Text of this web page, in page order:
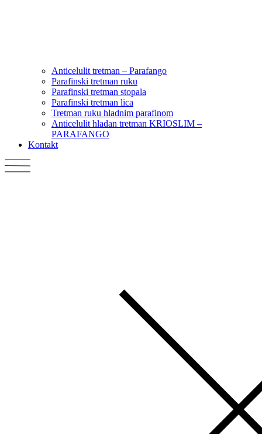
Anticelulit tretman – Parafango
Parafinski tretman ruku
Parafinski tretman stopala
Parafinski tretman lica
Tretman ruku hladnim parafinom
Anticelulit hladan tretman KRIOSLIM –
PARAFANGO
Kontakt